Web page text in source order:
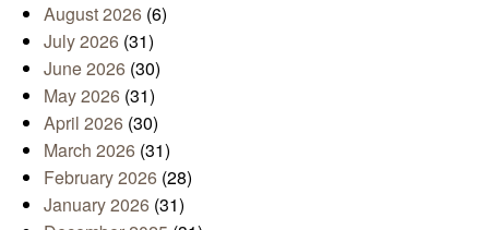
August 2026 (6)
July 2026 (31)
June 2026 (30)
May 2026 (31)
April 2026 (30)
March 2026 (31)
February 2026 (28)
January 2026 (31)